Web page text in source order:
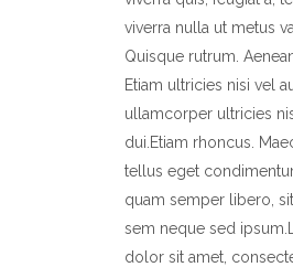
viverra nulla ut metus
Quisque rutrum.
Etiam ultricies nisi vel
ullamcorper ultricies
dui.Etiam rhoncus.
tellus eget
quam semper libero,
sem neque sed
dolor sit amet,